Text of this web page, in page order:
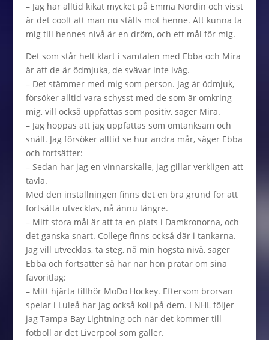
– Jag har alltid kikat mycket på Emma Nordin och visst
är det coolt att man nu ställs mot henne. Att kunna ta
mig till hennes nivå är en dröm, och ett mål för mig.
Det som står helt klart i samtalen med Ebba och Mira
är att de är ödmjuka, de svävar inte iväg.
– Det stämmer med mig som person. Jag är ödmjuk,
försöker alltid vara schysst med de som är omkring
mig, vill också uppfattas som positiv, säger Mira.
– Jag hoppas att jag uppfattas som omtänksam och
snäll. Jag försöker alltid se hur andra mår, säger Ebba
och fortsätter:
– Sedan har jag en vinnarskalle, jag gillar verkligen att
tävla.
Med den inställningen finns det en bra grund för att
fortsätta utvecklas, nå ännu längre.
– Mitt stora mål är att ta en plats i Damkronorna, och
det ganska snart. College finns också där i tankarna.
Jag vill utvecklas, ta steg, nå min högsta nivå, säger
Ebba och fortsätter så här när hon pratar om sina
favoritlag:
– Mitt hjärta tillhör MoDo Hockey. Eftersom brorsan
spelar i Luleå har jag också koll på dem. I NHL följer
jag Tampa Bay Lightning och när det kommer till
fotboll är det Liverpool som gäller.